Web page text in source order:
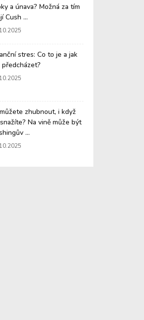
a únava? Možná za tím
Cush ...
stres: Co to je a jak
předcházet?
zhubnout, i když
Na vině může být
...